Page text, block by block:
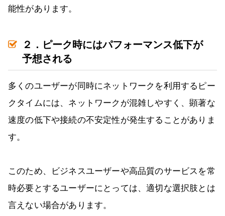
能性があります。
２．ピーク時にはパフォーマンス低下が
予想される
多くのユーザーが同時にネットワークを利用するピー
クタイムには、ネットワークが混雑しやすく、顕著な
速度の低下や接続の不安定性が発生することがありま
す。
このため、ビジネスユーザーや高品質のサービスを常
時必要とするユーザーにとっては、適切な選択肢とは
言えない場合があります。